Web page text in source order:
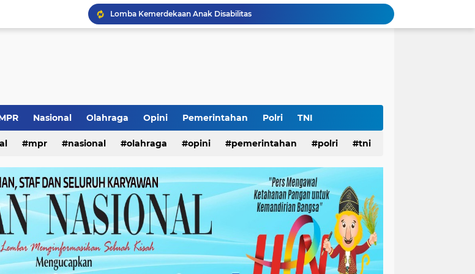
Lomba Kemerdekaan Anak Disabilitas
Prestasi Internasional Siswa Surabaya
Pemerataan Air Bersih Surabaya
Lomba Pisang Danor 2026 Diluncurkan, Wali Kota Eri Ingin Sampah Organik Selesai dari Rumah
Ketua Umum Yayasan Pelopor Rumah Sehat Ucapkan Dirgahayu RI ke-81
Nasional Olahraga Opini Pemerintahan Polri TNI
mpr nasional olahraga opini pemerintahan polri tni